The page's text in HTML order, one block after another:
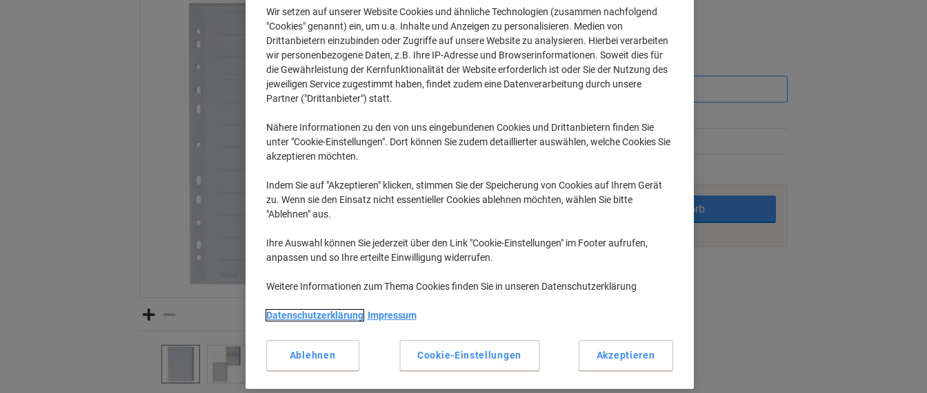
CHF 19.95 Ab 20 Stück
CHF 21.57 inkl. MwSt
Menge exkl. MwSt
1-9Stück CHF 21.65
20+Stück CHF 19.95 -7%
Menge
In den Warenkorb
Mit beschriftbarem Deckblatt
Wir setzen auf unserer Website Cookies und ähnliche Technologien (zusammen nachfolgend
"Cookies" genannt) ein, um u.a. Inhalte und Anzeigen zu personalisieren. Medien von
Drittanbietern einzubinden oder Zugriffe auf unsere Website zu analysieren. Hierbei verarbeiten
wir personenbezogene Daten, z.B. Ihre IP-Adresse und Browserinformationen. Soweit dies für
die Gewährleistung der Kernfunktionalität der Website erforderlich ist oder Sie der Nutzung des
jeweiligen Service zugestimmt haben, findet zudem eine Datenverarbeitung durch unsere
Partner ("Drittanbieter") statt.
Nähere Informationen zu den von uns eingebundenen Cookies und Drittanbietern finden Sie
unter "Cookie-Einstellungen". Dort können Sie zudem detaillierter auswählen, welche Cookies Sie
akzeptieren möchten.
Indem Sie auf "Akzeptieren" klicken, stimmen Sie der Speicherung von Cookies auf Ihrem Gerät
zu. Wenn sie den Einsatz nicht essentieller Cookies ablehnen möchten, wählen Sie bitte
"Ablehnen" aus.
Ihre Auswahl können Sie jederzeit über den Link "Cookie-Einstellungen" im Footer aufrufen,
anpassen und so Ihre erteilte Einwilligung widerrufen.
Weitere Informationen zum Thema Cookies finden Sie in unseren Datenschutzerklärung
Datenschutzerklärung Impressum
Cookie-Einstellungen
Ablehnen Akzeptieren